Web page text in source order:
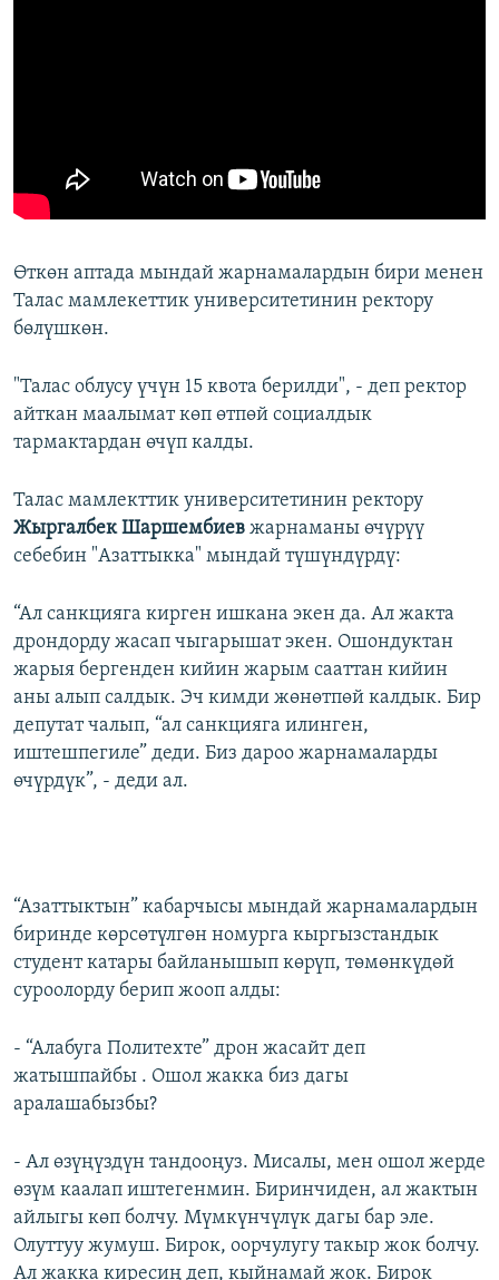
Өткөн аптада мындай жарнамалардын бири менен
Талас мамлекеттик университетинин ректору
бөлүшкөн.
"Талас облусу үчүн 15 квота берилди", - деп ректор
айткан маалымат көп өтпөй социалдык
тармактардан өчүп калды.
Талас мамлекттик университетинин ректору
Жыргалбек Шаршембиев жарнаманы өчүрүү
себебин "Азаттыкка" мындай түшүндүрдү:
“Ал санкцияга кирген ишкана экен да. Ал жакта
дрондорду жасап чыгарышат экен. Ошондуктан
жарыя бергенден кийин жарым сааттан кийин
аны алып салдык. Эч кимди жөнөтпөй калдык. Бир
депутат чалып, “ал санкцияга илинген,
иштешпегиле” деди. Биз дароо жарнамаларды
өчүрдүк”, - деди ал.
“Азаттыктын” кабарчысы мындай жарнамалардын
биринде көрсөтүлгөн номурга кыргызстандык
студент катары байланышып көрүп, төмөнкүдөй
суроолорду берип жооп алды:
- “Алабуга Политехте” дрон жасайт деп
жатышпайбы . Ошол жакка биз дагы
аралашабызбы?
- Ал өзүңүздүн тандооңуз. Мисалы, мен ошол жерде
өзүм каалап иштегенмин. Биринчиден, ал жактын
айлыгы көп болчу. Мүмкүнчүлүк дагы бар эле.
Олуттуу жумуш. Бирок, оорчулугу такыр жок болчу.
Ал жакка киресиң деп, кыйнамай жок. Бирок